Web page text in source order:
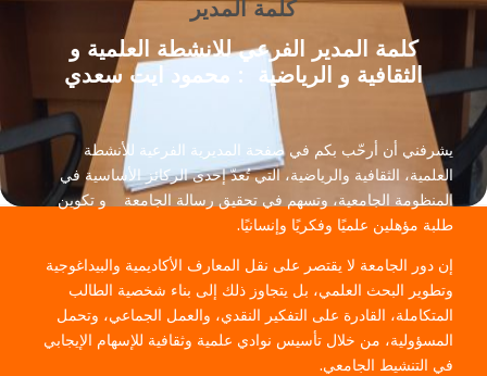
كلمة المدير
كلمة المدير الفرعي للانشطة العلمية و
الثقافية و الرياضية : محمود ايت سعدي
يشرفني أن أرحّب بكم في صفحة المديرية الفرعية للأنشطة
العلمية، الثقافية والرياضية، التي تُعدّ إحدى الركائز الأساسية في
المنظومة الجامعية، وتسهم في تحقيق رسالة الجامعة و تكوين
طلبة مؤهلين علميًا وفكريًا وإنسانيًا.
إن دور الجامعة لا يقتصر على نقل المعارف الأكاديمية والبيداغوجية
وتطوير البحث العلمي، بل يتجاوز ذلك إلى بناء شخصية الطالب
المتكاملة، القادرة على التفكير النقدي، والعمل الجماعي، وتحمل
المسؤولية، من خلال تأسيس نوادي علمية وثقافية للإسهام الإيجابي
في التنشيط الجامعي.